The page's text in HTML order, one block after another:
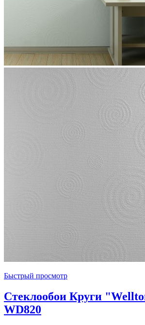
Быстрый просмотр
Стеклообои Круги
WD820